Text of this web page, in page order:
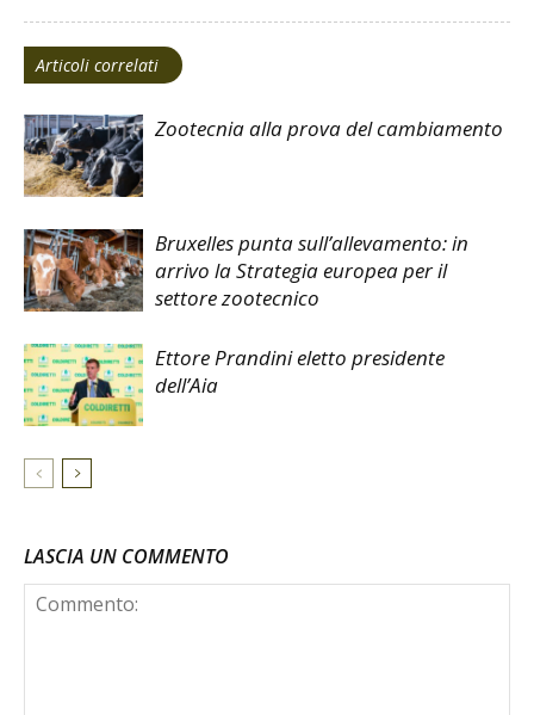
Articoli correlati
Zootecnia alla prova del cambiamento
Bruxelles punta sull’allevamento: in
arrivo la Strategia europea per il
settore zootecnico
Ettore Prandini eletto presidente
dell’Aia
LASCIA UN COMMENTO